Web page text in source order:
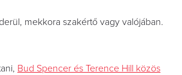
mekkora szakértő vagy valójában.
Bud Spencer és Terence Hill közös